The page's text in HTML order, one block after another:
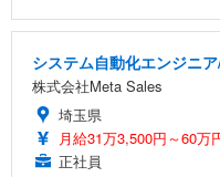
システム自動化エンジニ
株式会社Meta Sales
埼玉県
月給31万3,500円～60万
正社員